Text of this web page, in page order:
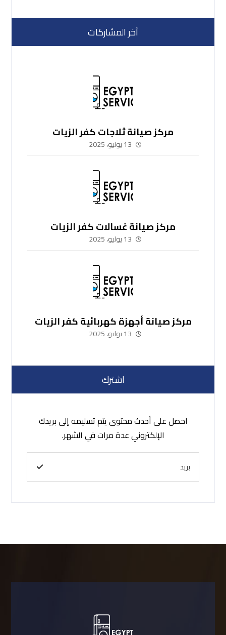
آخر المشاركات
مركز صيانة ثلاجات كفر الزيات
13 يوليو، 2025
مركز صيانة غسالات كفر الزيات
13 يوليو، 2025
مركز صيانة أجهزة كهربائية كفر الزيات
13 يوليو، 2025
اشترك
احصل على أحدث محتوى يتم تسليمه إلى بريدك
الإلكتروني عدة مرات في الشهر.